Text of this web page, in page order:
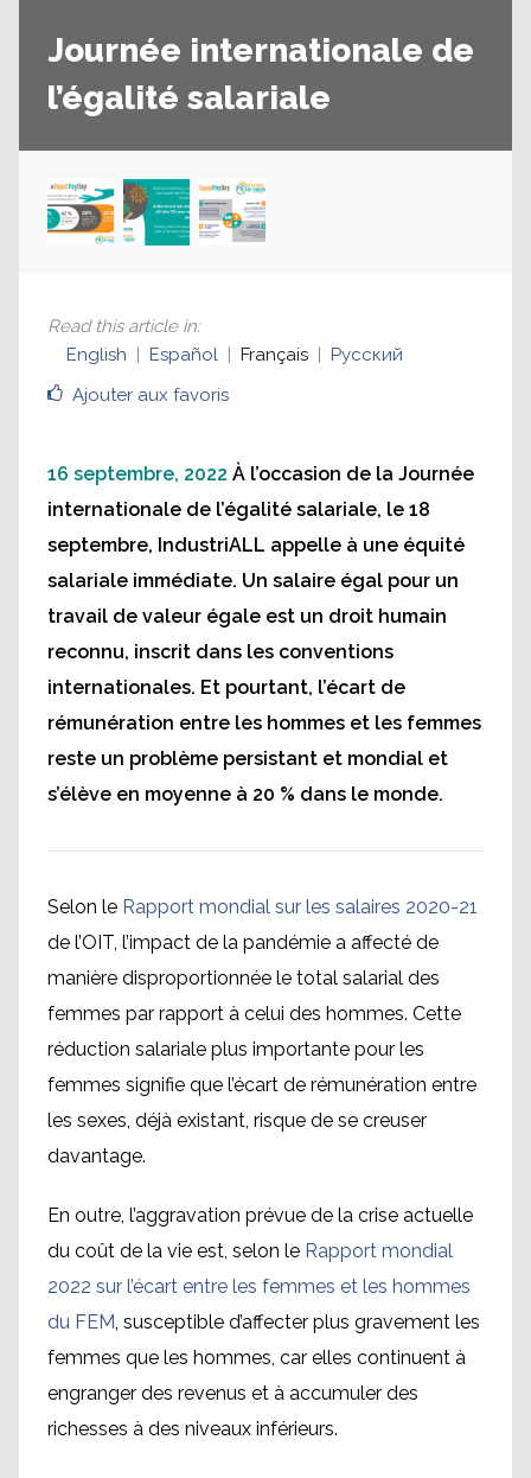
Journée internationale de
l’égalité salariale
Ajouter aux favoris
Read this article in:
English
Español Français Русский
16 septembre, 2022 À l’occasion de la Journée
internationale de l’égalité salariale, le 18
septembre, IndustriALL appelle à une équité
salariale immédiate. Un salaire égal pour un
travail de valeur égale est un droit humain
reconnu, inscrit dans les conventions
internationales. Et pourtant, l’écart de
rémunération entre les hommes et les femmes
reste un problème persistant et mondial et
s’élève en moyenne à 20 % dans le monde.
Selon le Rapport mondial sur les salaires 2020-21
de l’OIT, l’impact de la pandémie a affecté de
manière disproportionnée le total salarial des
femmes par rapport à celui des hommes. Cette
réduction salariale plus importante pour les
femmes signifie que l’écart de rémunération entre
les sexes, déjà existant, risque de se creuser
davantage.
En outre, l’aggravation prévue de la crise actuelle
du coût de la vie est, selon le Rapport mondial
2022 sur l’écart entre les femmes et les hommes
du FEM, susceptible d’affecter plus gravement les
femmes que les hommes, car elles continuent à
engranger des revenus et à accumuler des
richesses à des niveaux inférieurs.